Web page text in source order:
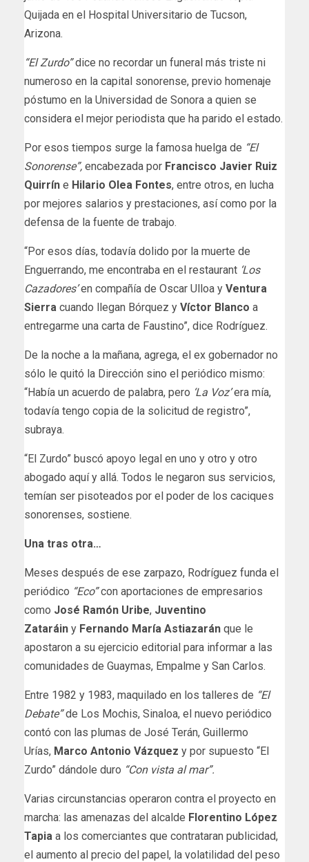
Quijada en el Hospital Universitario de Tucson,
Arizona.
“El Zurdo”dice no recordar un funeral más triste ni
numeroso en la capital sonorense, previo homenaje
póstumo en la Universidad de Sonora a quien se
considera el mejor periodista que ha parido el estado.
Por esos tiempos surge la famosa huelga de “El
Sonorense”, encabezada por Francisco Javier Ruiz
Quirrín e Hilario Olea Fontes, entre otros, en lucha
por mejores salarios y prestaciones, así como por la
defensa de la fuente de trabajo.
“Por esos días, todavía dolido por la muerte de
Enguerrando, me encontraba en el restaurant ‘Los
Cazadores’en compañía de Oscar Ulloa y Ventura
Sierra cuando llegan Bórquez y Víctor Blanco a
entregarme una carta de Faustino”, dice Rodríguez.
De la noche a la mañana, agrega, el ex gobernador no
sólo le quitó la Dirección sino el periódico mismo:
“Había un acuerdo de palabra, pero ‘La Voz’era mía,
todavía tengo copia de la solicitud de registro”,
subraya.
“El Zurdo” buscó apoyo legal en uno y otro y otro
abogado aquí y allá. Todos le negaron sus servicios,
temían ser pisoteados por el poder de los caciques
sonorenses, sostiene.
Una tras otra…
Meses después de ese zarpazo, Rodríguez funda el
periódico “Eco”con aportaciones de empresarios
como José Ramón Uribe, Juventino
Zataráin y Fernando María Astiazarán que le
apostaron a su ejercicio editorial para informar a las
comunidades de Guaymas, Empalme y San Carlos.
Entre 1982 y 1983, maquilado en los talleres de “El
Debate”de Los Mochis, Sinaloa, el nuevo periódico
contó con las plumas de José Terán, Guillermo
Urías, Marco Antonio Vázquez y por supuesto “El
Zurdo” dándole duro “Con vista al mar”.
Varias circunstancias operaron contra el proyecto en
marcha: las amenazas del alcalde Florentino López
Tapia a los comerciantes que contrataran publicidad,
el aumento al precio del papel, la volatilidad del peso